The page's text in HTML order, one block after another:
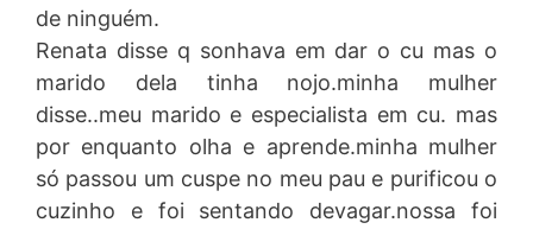
de ninguém.
Renata disse q sonhava em dar o cu mas o
marido dela tinha nojo.minha mulher
disse..meu marido e especialista em cu. mas
por enquanto olha e aprende.minha mulher
só passou um cuspe no meu pau e purificou o
cuzinho e foi sentando devagar.nossa foi